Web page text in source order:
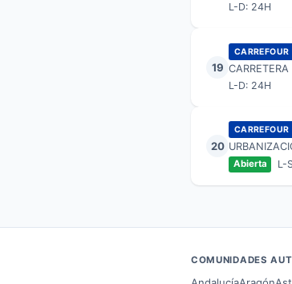
L-D: 24H
19
CARREFOUR
L-D: 24H
20
CARREFOUR
Abierta L-
COMUNIDADES